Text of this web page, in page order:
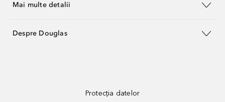
Mai multe detalii
Despre Douglas
Protecția datelor